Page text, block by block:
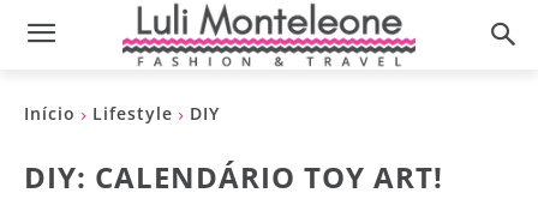
Início Lifestyle DIY
DIY: CALENDÁRIO TOY ART!